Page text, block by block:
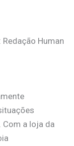
Redação Human
a loja da